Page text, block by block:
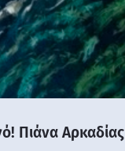
Πιάνα Αρκαδίας